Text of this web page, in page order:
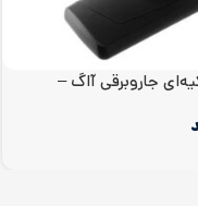
جاروبرقی آاگ –